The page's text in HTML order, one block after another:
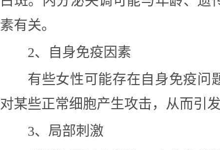
素有关。
2、自身免疫因素
有些女性可能存在自身免疫问
对某些正常细胞产生攻击，从而引发
3、局部刺激